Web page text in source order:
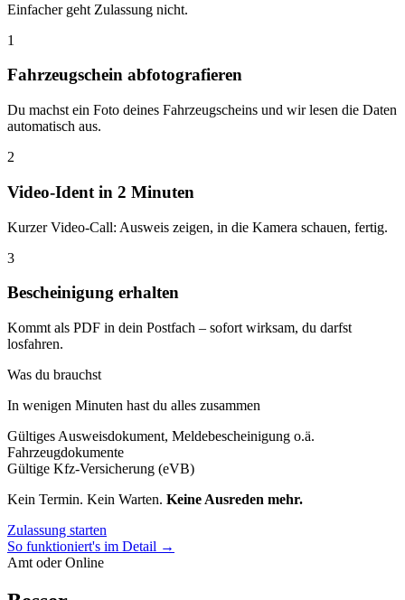
Einfacher geht Zulassung nicht.
1
Fahrzeugschein abfotografieren
Du machst ein Foto deines Fahrzeugscheins und wir lesen die Daten
automatisch aus.
2
Video-Ident in 2 Minuten
Kurzer Video-Call: Ausweis zeigen, in die Kamera schauen, fertig.
3
Bescheinigung erhalten
Kommt als PDF in dein Postfach – sofort wirksam, du darfst
losfahren.
Was du brauchst
In wenigen Minuten hast du alles zusammen
Gültiges Ausweisdokument, Meldebescheinigung o.ä.
Fahrzeugdokumente
Gültige Kfz-Versicherung (eVB)
Kein Termin. Kein Warten. Keine Ausreden mehr.
Zulassung starten
So funktioniert's im Detail →
Amt oder Online